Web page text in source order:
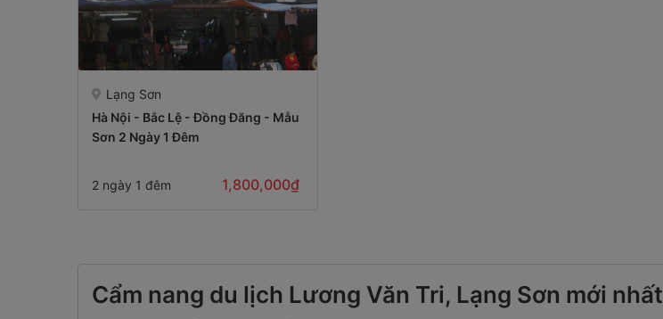
Lạng Sơn
Hà Nội - Bắc Lệ - Đồng Đăng - Mẫu
Sơn 2 Ngày 1 Đêm
2 ngày 1 đêm 1,800,000₫
Cẩm nang du lịch Lương Văn Tri, Lạng Sơn mới nhất